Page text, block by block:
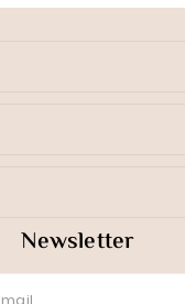
Newsletter